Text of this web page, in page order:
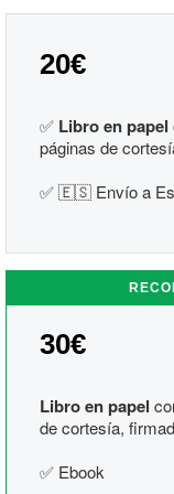
20€
✅ Libro en papel
páginas de
✅ 🇪🇸 Envío a
30€
Libro en papel
de cortesía,
✅ Ebook